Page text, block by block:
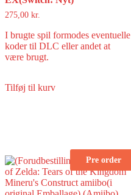
275,00 kr.
I brugte spil formodes eventuelle
koder til DLC eller andet at
være brugt.
Tilføj til kurv
Pre order